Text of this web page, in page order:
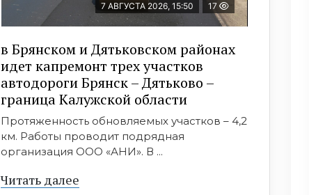
7 АВГУСТА 2026, 15:50 17
в Брянском и Дятьковском районах
идет капремонт трех участков
автодороги Брянск – Дятьково –
граница Калужской области
Протяженность обновляемых участков – 4,2
км. Работы проводит подрядная
организация ООО «АНИ». В ...
Читать далее